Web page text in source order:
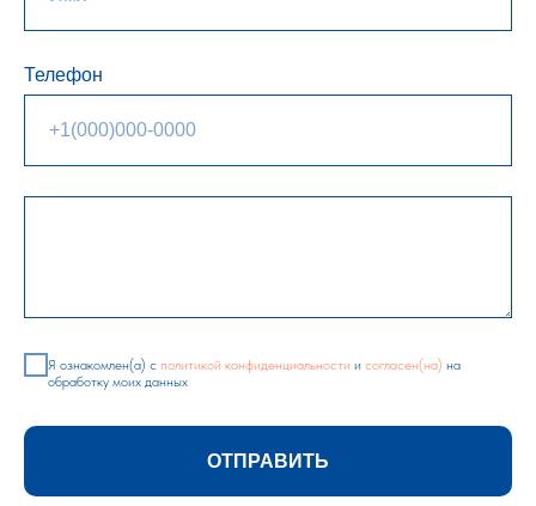
Телефон
Я ознакомлен(а) с политикой конфиденциальности и согласен(на) на
обработку моих данных
ОТПРАВИТЬ